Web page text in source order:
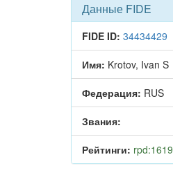
Данные FIDE
FIDE ID: 34434429
Имя: Krotov, Ivan S
Федерация: RUS
Звания:
Рейтинги: rpd:1619